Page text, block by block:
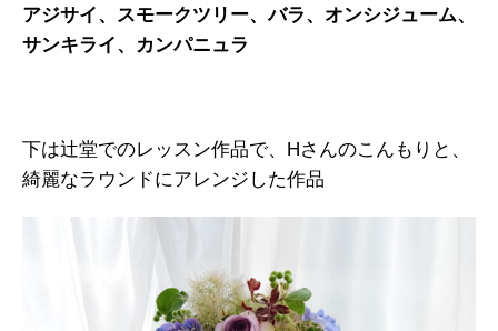
アジサイ、スモークツリー、バラ、オンシジューム、
サンキライ、カンパニュラ
下は辻堂でのレッスン作品で、Hさんのこんもりと、
綺麗なラウンドにアレンジした作品